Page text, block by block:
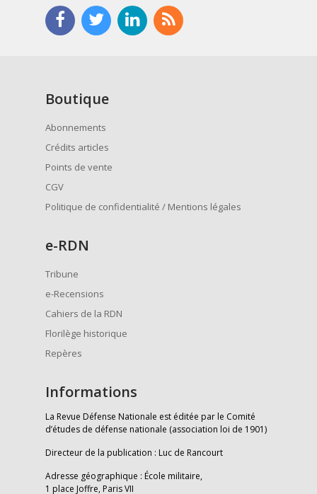
Boutique
Abonnements
Crédits articles
Points de vente
CGV
Politique de confidentialité / Mentions légales
e-RDN
Tribune
e-Recensions
Cahiers de la RDN
Florilège historique
Repères
Informations
La Revue Défense Nationale est éditée par le Comité
d’études de défense nationale (association loi de 1901)
Directeur de la publication : Luc de Rancourt
Adresse géographique : École militaire,
1 place Joffre, Paris VII